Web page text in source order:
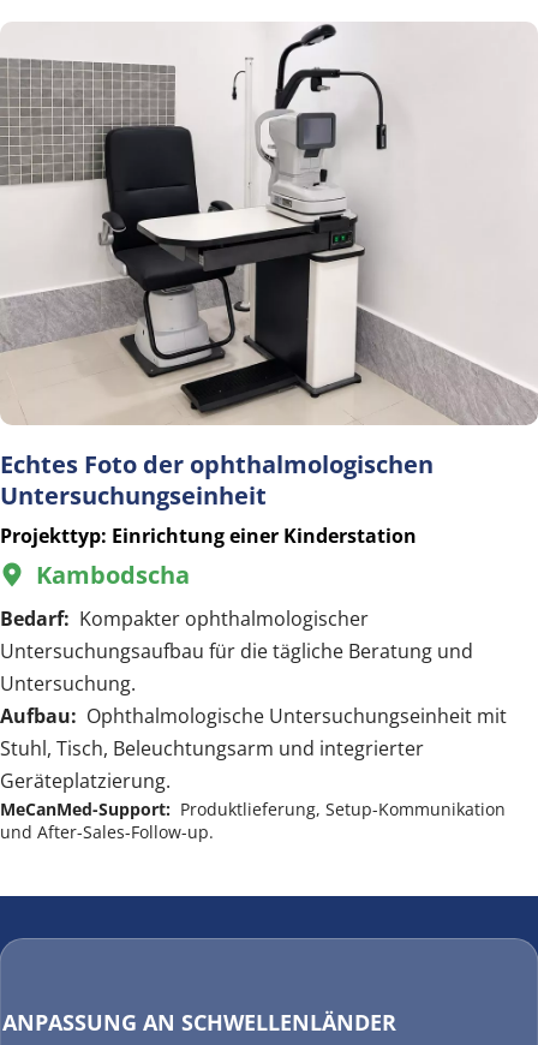
Echtes Foto der ophthalmologischen
Untersuchungseinheit
Projekttyp: Einrichtung einer Kinderstation
 Kambodscha
Bedarf: Kompakter ophthalmologischer
Untersuchungsaufbau für die tägliche Beratung und
Untersuchung.
Aufbau: Ophthalmologische Untersuchungseinheit mit
Stuhl, Tisch, Beleuchtungsarm und integrierter
Geräteplatzierung.
MeCanMed-Support: Produktlieferung, Setup-Kommunikation
und After-Sales-Follow-up.
ANPASSUNG AN SCHWELLENLÄNDER